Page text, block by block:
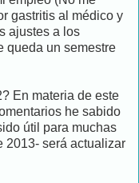
gastritis al médico y
ajustes a los
queda un semestre
En materia de este
he sabido
útil para muchas
2013- será actualizar